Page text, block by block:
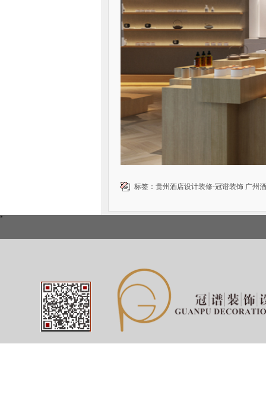
标签： 贵州酒店设计装修-冠谱装饰 广州